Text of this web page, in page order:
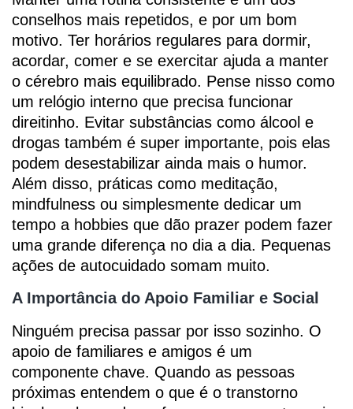
conselhos mais repetidos, e por um bom
motivo. Ter horários regulares para dormir,
acordar, comer e se exercitar ajuda a manter
o cérebro mais equilibrado. Pense nisso como
um relógio interno que precisa funcionar
direitinho. Evitar substâncias como álcool e
drogas também é super importante, pois elas
podem desestabilizar ainda mais o humor.
Além disso, práticas como meditação,
mindfulness ou simplesmente dedicar um
tempo a hobbies que dão prazer podem fazer
uma grande diferença no dia a dia. Pequenas
ações de autocuidado somam muito.
A Importância do Apoio Familiar e Social
Ninguém precisa passar por isso sozinho. O
apoio de familiares e amigos é um
componente chave. Quando as pessoas
próximas entendem o que é o transtorno